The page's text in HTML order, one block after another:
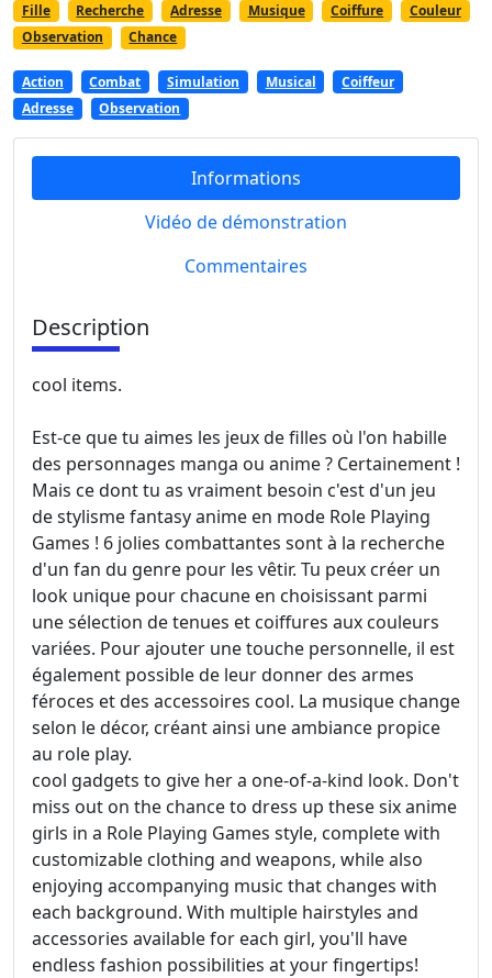
Fille
Recherche Adresse Musique Coiffure
Couleur
Observation
Chance
Action Combat Simulation Musical
Coiffeur
Adresse
Observation
Informations
Vidéo de démonstration
Commentaires
Description
cool items.
Est-ce que tu aimes les jeux de filles où l'on habille
des personnages manga ou anime ? Certainement !
Mais ce dont tu as vraiment besoin c'est d'un jeu
de stylisme fantasy anime en mode Role Playing
Games ! 6 jolies combattantes sont à la recherche
d'un fan du genre pour les vêtir. Tu peux créer un
look unique pour chacune en choisissant parmi
une sélection de tenues et coiffures aux couleurs
variées. Pour ajouter une touche personnelle, il est
également possible de leur donner des armes
féroces et des accessoires cool. La musique change
selon le décor, créant ainsi une ambiance propice
au role play.
cool gadgets to give her a one-of-a-kind look. Don't
miss out on the chance to dress up these six anime
girls in a Role Playing Games style, complete with
customizable clothing and weapons, while also
enjoying accompanying music that changes with
each background. With multiple hairstyles and
accessories available for each girl, you'll have
endless fashion possibilities at your fingertips!